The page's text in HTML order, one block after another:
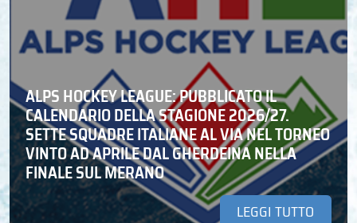
ALPS HOCKEY LEAGUE: PUBBLICATO IL
CALENDARIO DELLA STAGIONE 2026/27.
SETTE SQUADRE ITALIANE AL VIA NEL TORNEO
VINTO AD APRILE DAL GHERDEINA NELLA
FINALE SUL MERANO
LEGGI TUTTO